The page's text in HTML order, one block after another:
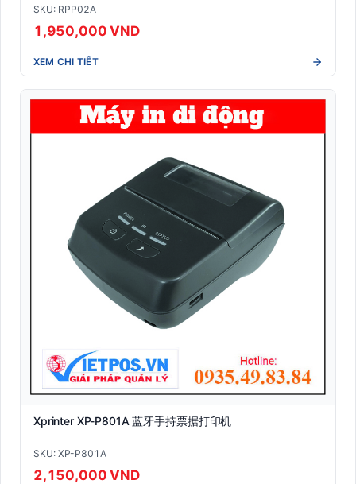
SKU: RPP02A
1,950,000 VND
XEM CHI TIẾT
Xprinter XP-P801A 蓝牙手持票据打印机
SKU: XP-P801A
2,150,000 VND